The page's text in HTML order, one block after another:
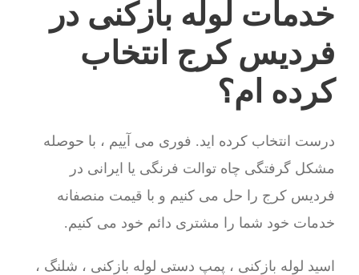
خدمات لوله بازکنی در
فردیس کرج انتخاب
کرده ام؟
درست انتخاب کرده اید. فوری می آییم ، با حوصله
مشکل گرفتگی چاه توالت فرنگی یا ایرانی در
فردیس کرج را حل می کنیم و با قیمت منصفانه
خدمات خود شما را مشتری دائم خود می کنیم.
اسید لوله بازکنی ، پمپ دستی لوله بازکنی ، شلنگ ،